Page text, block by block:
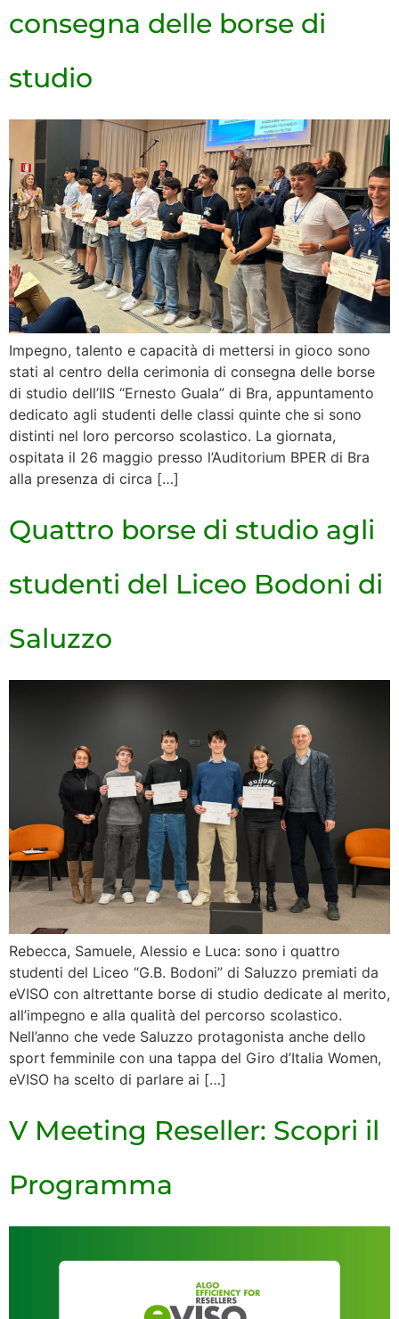
consegna delle borse di
studio
Impegno, talento e capacità di mettersi in gioco sono
stati al centro della cerimonia di consegna delle borse
di studio dell’IIS “Ernesto Guala” di Bra, appuntamento
dedicato agli studenti delle classi quinte che si sono
distinti nel loro percorso scolastico. La giornata,
ospitata il 26 maggio presso l’Auditorium BPER di Bra
alla presenza di circa […]
Quattro borse di studio agli
studenti del Liceo Bodoni di
Saluzzo
Rebecca, Samuele, Alessio e Luca: sono i quattro
studenti del Liceo “G.B. Bodoni” di Saluzzo premiati da
eVISO con altrettante borse di studio dedicate al merito,
all’impegno e alla qualità del percorso scolastico.
Nell’anno che vede Saluzzo protagonista anche dello
sport femminile con una tappa del Giro d’Italia Women,
eVISO ha scelto di parlare ai […]
V Meeting Reseller: Scopri il
Programma